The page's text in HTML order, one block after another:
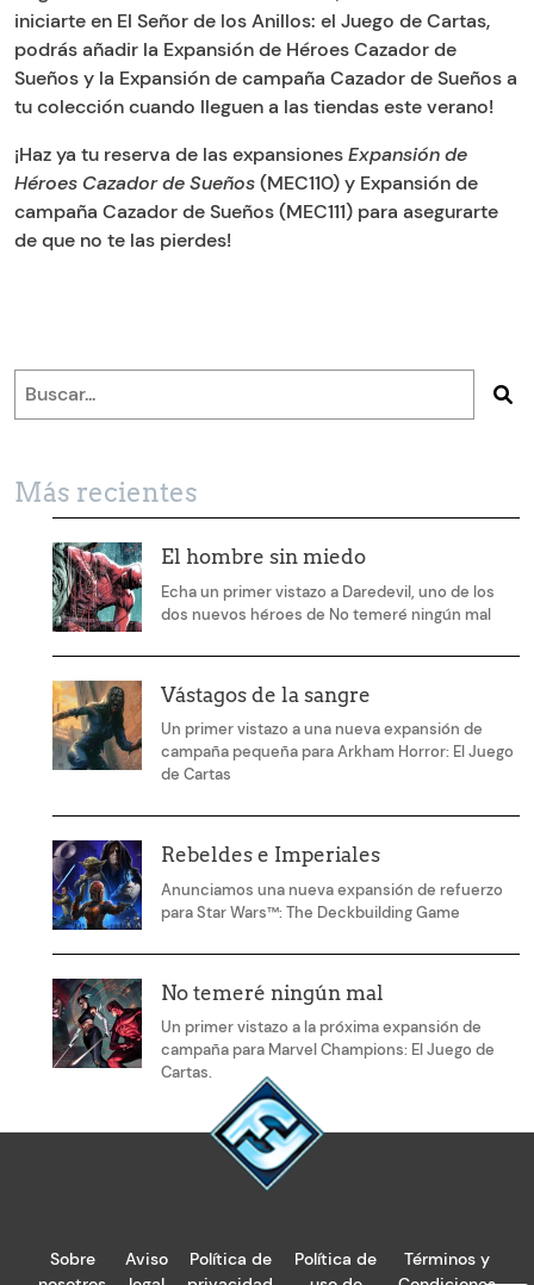
iniciarte en El Señor de los Anillos: el Juego de Cartas,
podrás añadir la Expansión de Héroes Cazador de
Sueños y la Expansión de campaña Cazador de Sueños a
tu colección cuando lleguen a las tiendas este verano!
¡Haz ya tu reserva de las expansionesExpansión de
Héroes Cazador de Sueños(MEC110) y Expansión de
campaña Cazador de Sueños (MEC111) para asegurarte
de que no te las pierdes!
Más recientes
El hombre sin miedo
Echa un primer vistazo a Daredevil, uno de los
dos nuevos héroes de No temeré ningún mal
Vástagos de la sangre
Un primer vistazo a una nueva expansión de
campaña pequeña para Arkham Horror: El Juego
de Cartas
Rebeldes e Imperiales
Anunciamos una nueva expansión de refuerzo
para Star Wars™: The Deckbuilding Game
No temeré ningún mal
Un primer vistazo a la próxima expansión de
campaña para Marvel Champions: El Juego de
Cartas.
Sobre
Aviso
Política de
Política de
Términos y